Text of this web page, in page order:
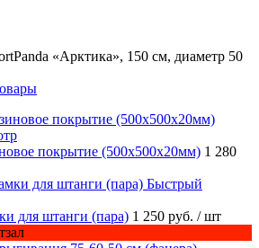
«Арктика», 150 см, диаметр 50
покрытие (500х500х20мм) 1 280
Быстрый
для штанги (пара) 1 250 руб. / шт